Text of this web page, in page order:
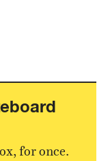
for once.